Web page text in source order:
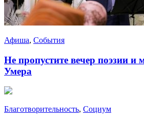
Афиша, События
Не пропустите вечер поэзии
Умера
Благотворительность, Социум